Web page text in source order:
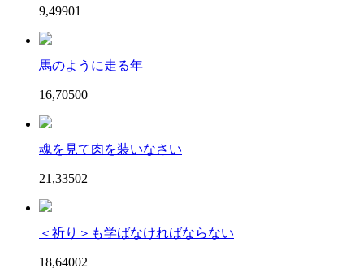
9,49901
馬のように走る年
16,70500
魂を見て肉を装いなさい
21,33502
＜祈り＞も学ばなければならない
18,64002